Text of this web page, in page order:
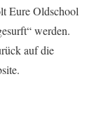
Eure Oldschool
werden.
auf die